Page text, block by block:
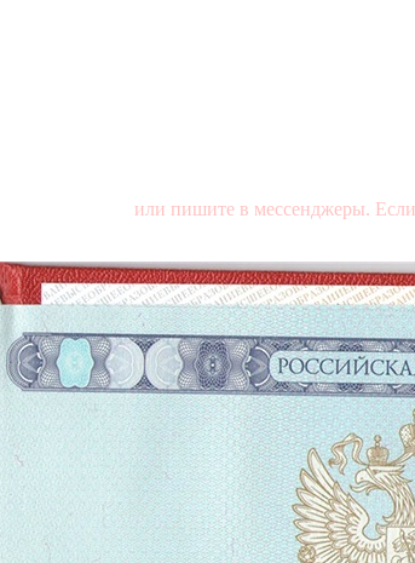
или пишите в мессенджеры.